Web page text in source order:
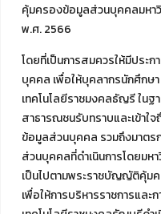
คุ้มครองข้อมูลส่วนบุคคลมหา
พ.ศ. 2566
โดยที่เป็นการสมควรให้มีประ
บุคคล เพื่อให้บุคลากรนักศึกษ
เทคโนโลยีราชมงคลธัญรี ใน
สาธารณชนรับทราบและเข้าใ
ข้อมูลส่วนบุคคล รวมถึงมาต
ส่วนบุคคลที่ดำเนินการโดยมห
เป็นไปตามพระราชบัญญัติคุ้
เพื่อให้การบริหารราชการและ